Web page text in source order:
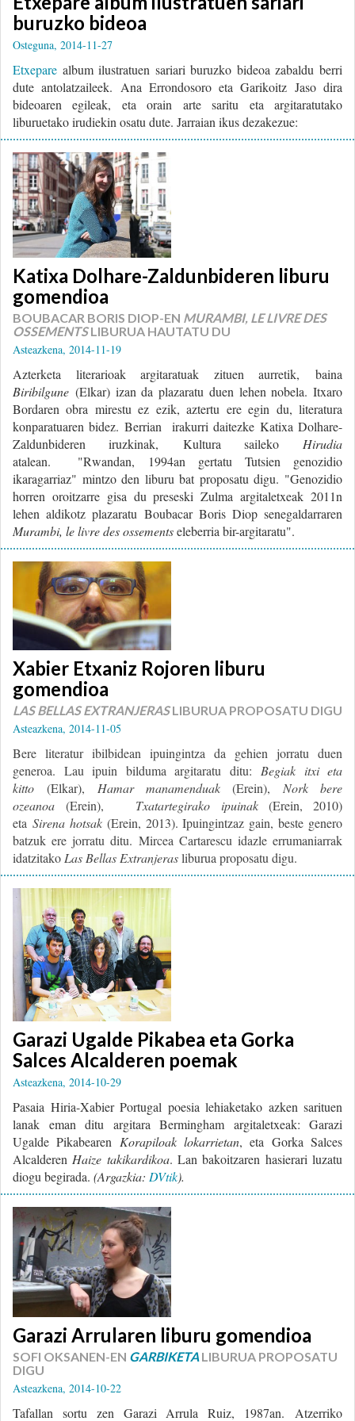
buruzko bideoa
Osteguna, 2014-11-27
Etxepare album ilustratuen sariari buruzko bideoa zabaldu berri
dute antolatzaileek. Ana Errondosoro eta Garikoitz Jaso dira
bideoaren egileak, eta orain arte saritu eta argitaratutako
liburuetako irudiekin osatu dute. Jarraian ikus dezakezue:
Katixa Dolhare-Zaldunbideren liburu
gomendioa
BOUBACAR BORIS DIOP-EN MURAMBI, LE LIVRE DES
OSSEMENTSLIBURUA HAUTATU DU
Asteazkena, 2014-11-19
Azterketa literarioak argitaratuak zituen aurretik, baina
Biribilgune (Elkar) izan da plazaratu duen lehen nobela. Itxaro
Bordaren obra mirestu ez ezik, aztertu ere egin du, literatura
konparatuaren bidez. Berrian irakurri daitezke Katixa Dolhare-
Zaldunbideren iruzkinak, Kultura saileko Hirudia
atalean. "Rwandan, 1994an gertatu Tutsien genozidio
ikaragarriaz" mintzo den liburu bat proposatu digu. "Genozidio
horren oroitzarre gisa du preseski Zulma argitaletxeak 2011n
lehen aldikotz plazaratu Boubacar Boris Diop senegaldarraren
Murambi, le livre des ossementseleberria bir-argitaratu".
Xabier Etxaniz Rojoren liburu
gomendioa
LAS BELLAS EXTRANJERASLIBURUA PROPOSATU DIGU
Asteazkena, 2014-11-05
Bere literatur ibilbidean ipuingintza da gehien jorratu duen
generoa. Lau ipuin bilduma argitaratu ditu: Begiak itxi eta
kitto (Elkar), Hamar manamenduak(Erein), Nork bere
ozeanoa (Erein), Txatartegirako ipuinak(Erein, 2010)
eta Sirena hotsak(Erein, 2013). Ipuingintzaz gain, beste genero
batzuk ere jorratu ditu. Mircea Cartarescu idazle errumaniarrak
idatzitako Las Bellas Extranjerasliburua proposatu digu.
Garazi Ugalde Pikabea eta Gorka
Salces Alcalderen poemak
Asteazkena, 2014-10-29
Pasaia Hiria-Xabier Portugal poesia lehiaketako azken sarituen
lanak eman ditu argitara Bermingham argitaletxeak: Garazi
Ugalde Pikabearen Korapiloak lokarrietan, eta Gorka Salces
AlcalderenHaize takikardikoa. Lan bakoitzaren hasierari luzatu
diogu begirada. (Argazkia: DVtik).
Garazi Arrularen liburu gomendioa
SOFI OKSANEN-EN GARBIKETALIBURUA PROPOSATU
DIGU
Asteazkena, 2014-10-22
Tafallan sortu zen Garazi Arrula Ruiz, 1987an. Atzerriko